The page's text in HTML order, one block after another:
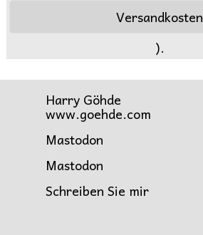
Versandkosten
).
Harry Göhde
www.goehde.com
Mastodon
Mastodon
Schreiben Sie mir